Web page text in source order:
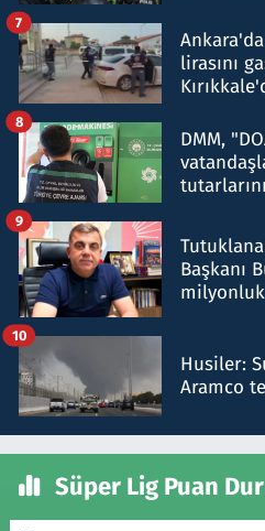
lirasını
7
DMM,
8
Başkanı
9
Husiler:
Aramco
10
Süper Lig Puan